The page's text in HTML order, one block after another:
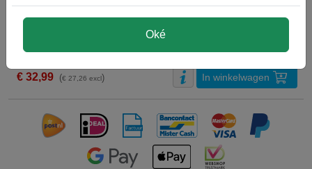
zwart
€ 32,99 (€ 27,26 excl) In winkelwagen
Oké